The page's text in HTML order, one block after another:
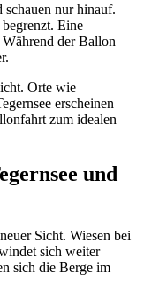
schauen nur hinauf.
Eine
der Ballon
Orte wie
erscheinen
zum idealen
und
Sicht. Wiesen bei
sich weiter
sich die Berge im